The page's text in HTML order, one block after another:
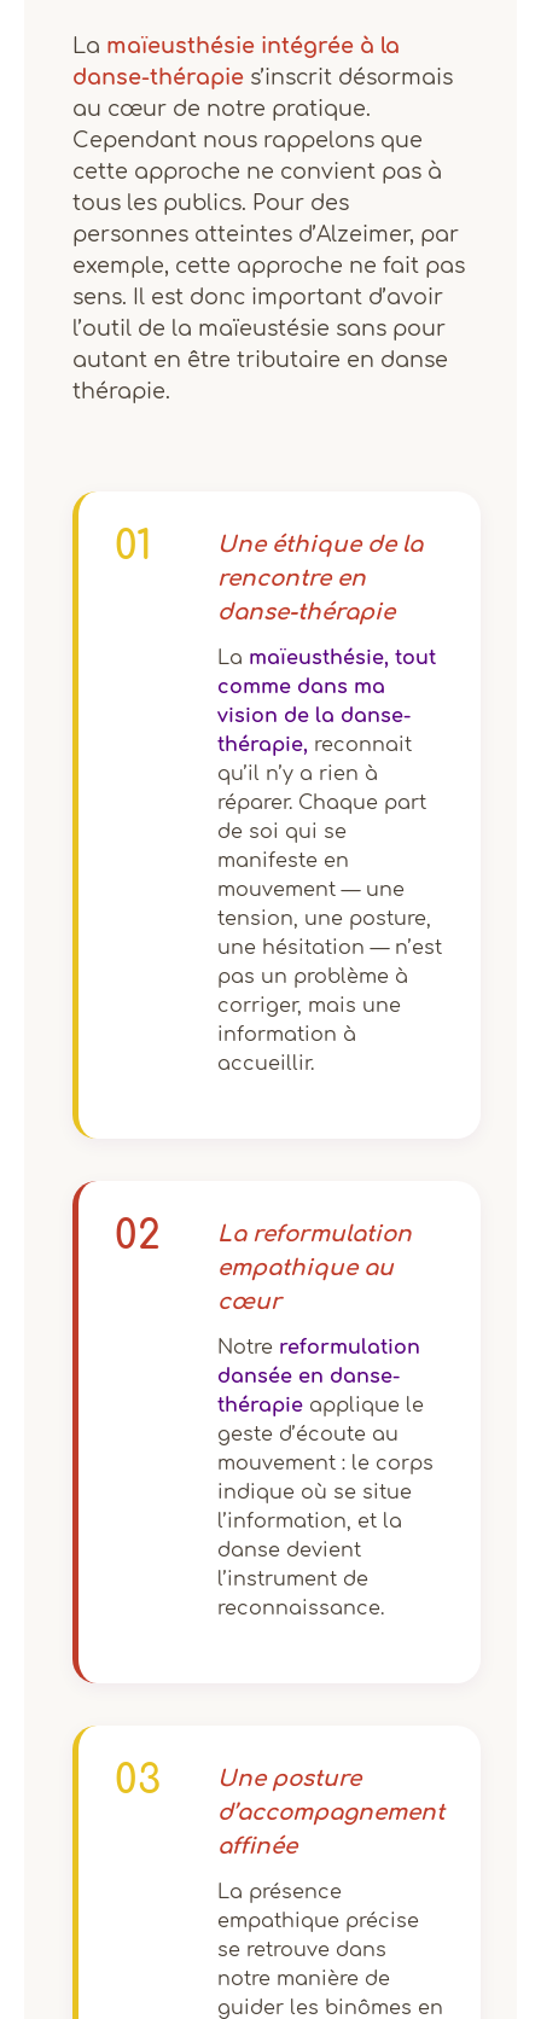
La maïeusthésie intégrée à la
danse-thérapie s’inscrit désormais
au cœur de notre pratique.
Cependant nous rappelons que
cette approche ne convient pas à
tous les publics. Pour des
personnes atteintes d’Alzeimer, par
exemple, cette approche ne fait pas
sens. Il est donc important d’avoir
l’outil de la maïeustésie sans pour
autant en être tributaire en danse
thérapie.
01
Une éthique de la
rencontre en
danse-thérapie
La maïeusthésie, tout
comme dans ma
vision de la danse-
thérapie, reconnait
qu’il n’y a rien à
réparer. Chaque part
de soi qui se
manifeste en
mouvement — une
tension, une posture,
une hésitation — n’est
pas un problème à
corriger, mais une
information à
accueillir.
02
La reformulation
empathique au
cœur
Notre reformulation
dansée en danse-
thérapie applique le
geste d’écoute au
mouvement : le corps
indique où se situe
l’information, et la
danse devient
l’instrument de
reconnaissance.
03
Une posture
d’accompagnement
affinée
La présence
empathique précise
se retrouve dans
notre manière de
guider les binômes en